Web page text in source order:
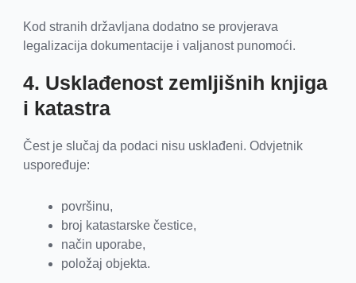
Kod stranih državljana dodatno se provjerava
legalizacija dokumentacije i valjanost punomoći.
4. Usklađenost zemljišnih knjiga
i katastra
Čest je slučaj da podaci nisu usklađeni. Odvjetnik
uspoređuje:
površinu,
broj katastarske čestice,
način uporabe,
položaj objekta.